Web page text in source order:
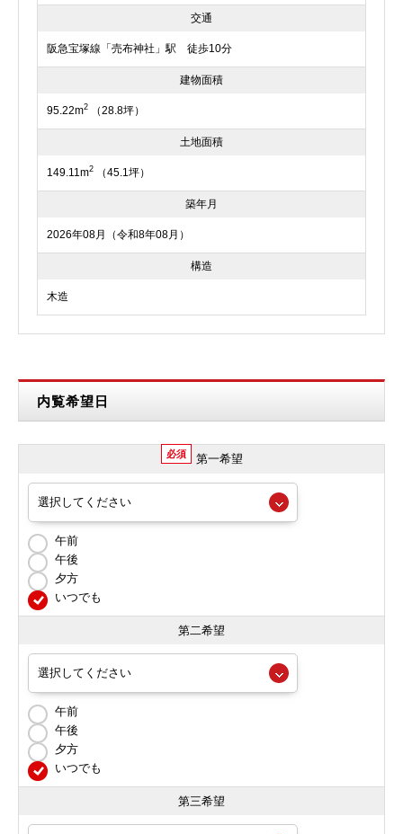
交通
阪急宝塚線「売布神社」駅 徒歩10分
建物面積
95.22m2 （28.8坪）
土地面積
149.11m2 （45.1坪）
築年月
2026年08月（令和8年08月）
構造
木造
内覧希望日
必須 第一希望
午前
午後
夕方
いつでも
第二希望
午前
午後
夕方
いつでも
第三希望